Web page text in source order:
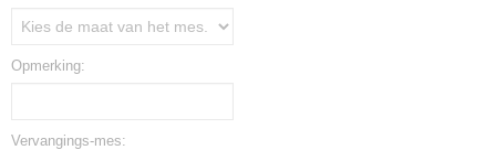
Opmerking:
Vervangings-mes: